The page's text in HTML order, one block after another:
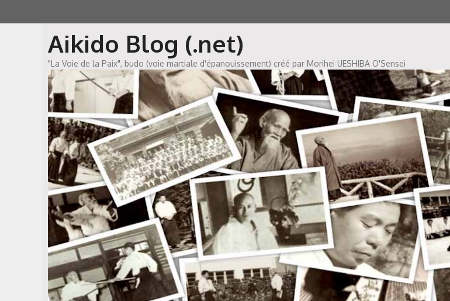
au
Aikido Blog (.net)
"La Voie de la Paix", budo (voie martiale d'épanouissement) créé par Morihei UESHIBA O'Sensei